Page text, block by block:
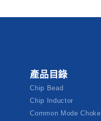
產品目錄
Chip Bead
Chip Inductor
Common Mode Choke